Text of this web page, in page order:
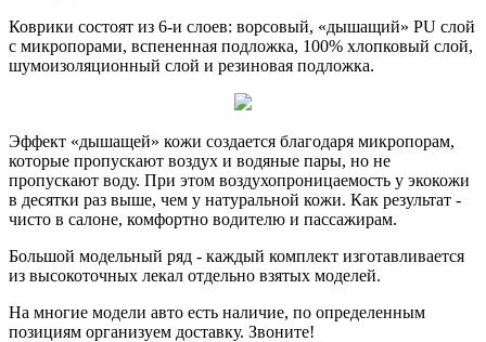
Коврики состоят из 6-и слоев: ворсовый, «дышащий» PU слой
с микропорами, вспененная подложка, 100% хлопковый слой,
шумоизоляционный слой и резиновая подложка.
Эффект «дышащей» кожи создается благодаря микропорам,
которые пропускают воздух и водяные пары, но не
пропускают воду. При этом воздухопроницаемость у экокожи
в десятки раз выше, чем у натуральной кожи. Как результат -
чисто в салоне, комфортно водителю и пассажирам.
Большой модельный ряд - каждый комплект изготавливается
из высокоточных лекал отдельно взятых моделей.
На многие модели авто есть наличие, по определенным
позициям организуем доставку. Звоните!